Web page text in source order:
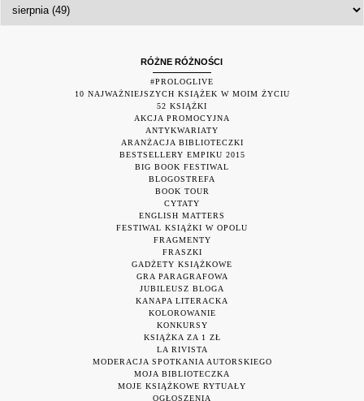
RÓŻNE RÓŻNOŚCI
#PROLOGLIVE
10 NAJWAŻNIEJSZYCH KSIĄŻEK W MOIM ŻYCIU
52 KSIĄŻKI
AKCJA PROMOCYJNA
ANTYKWARIATY
ARANŻACJA BIBLIOTECZKI
BESTSELLERY EMPIKU 2015
BIG BOOK FESTIWAL
BLOGOSTREFA
BOOK TOUR
CYTATY
ENGLISH MATTERS
FESTIWAL KSIĄŻKI W OPOLU
FRAGMENTY
FRASZKI
GADŻETY KSIĄŻKOWE
GRA PARAGRAFOWA
JUBILEUSZ BLOGA
KANAPA LITERACKA
KOLOROWANIE
KONKURSY
KSIĄŻKA ZA 1 ZŁ
LA RIVISTA
MODERACJA SPOTKANIA AUTORSKIEGO
MOJA BIBLIOTECZKA
MOJE KSIĄŻKOWE RYTUAŁY
OGŁOSZENIA